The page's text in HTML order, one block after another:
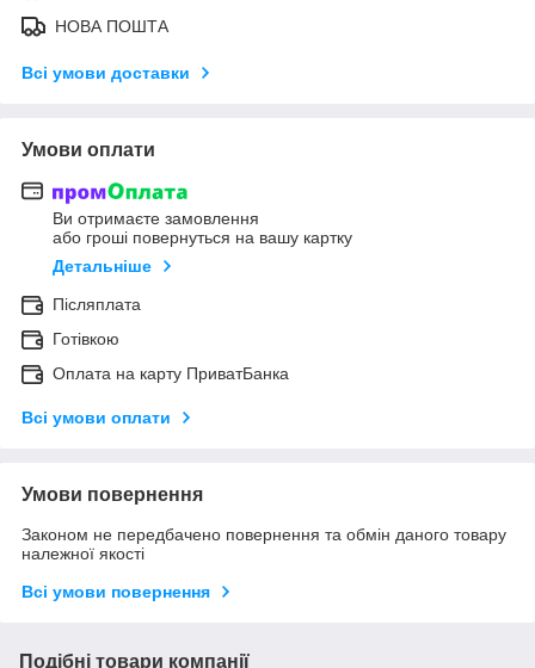
НОВА ПОШТА
Всі умови доставки
Умови оплати
Ви отримаєте замовлення
або гроші повернуться на вашу картку
Детальніше
Післяплата
Готівкою
Оплата на карту ПриватБанка
Всі умови оплати
Умови повернення
Законом не передбачено повернення та обмін даного товару
належної якості
Всі умови повернення
Подібні товари компанії